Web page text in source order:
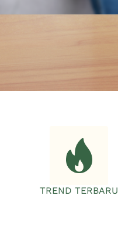
TREND TERBARU